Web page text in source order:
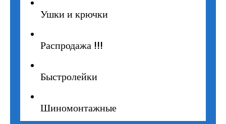
Ушки и крючки
Распродажа !!!
Быстролейки
Шиномонтажные